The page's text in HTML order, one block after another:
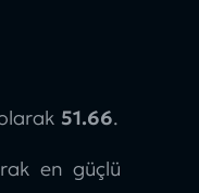
51.66.
en güçlü